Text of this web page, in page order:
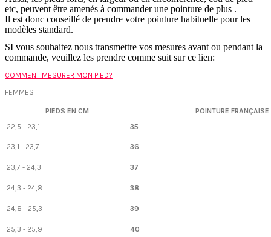
etc, peuvent être amenés à commander une pointure de plus .
Il est donc conseillé de prendre votre pointure habituelle pour les
modèles standard.
SI vous souhaitez nous transmettre vos mesures avant ou pendant la
commande, veuillez les prendre comme suit sur ce lien:
COMMENT MESURER MON PIED?
FEMMES
PIEDS EN CM
POINTURE FRANÇAISE
22,5 - 23,1
35
23,1 - 23,7 36
23,7 - 24,3 37
24,3 - 24,8 38
24,8 - 25,3 39
25,3 - 25,9 40